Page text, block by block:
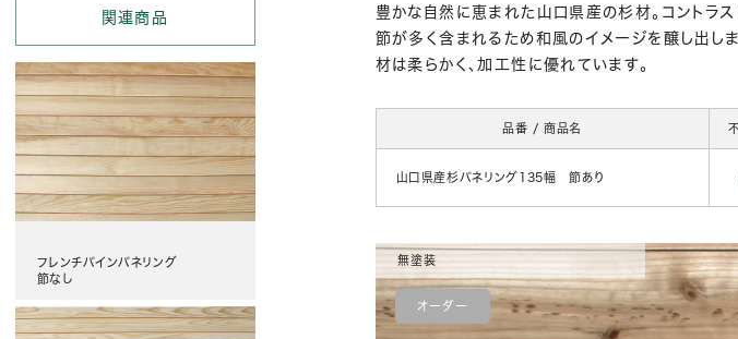
関連商品
フレンチパインパネリング
節なし
豊かな自然に恵まれた山口県産の杉材。コントラ
節が多く含まれるため和風のイメージを醸し出しま
材は柔らかく、加工性に優れています。
品番 / 商品名
山口県産杉パネリング135幅 節あり
無塗装
オーダー